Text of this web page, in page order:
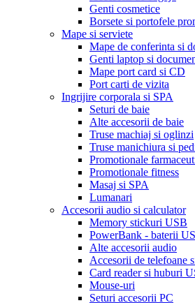
Genti cosmetice
Borsete si portofele
Mape si serviete
Mape de conferinta si
Genti laptop si
Mape port card si CD
Port carti de vizita
Ingrijire corporala si SPA
Seturi de baie
Alte accesorii de baie
Truse machiaj si oglinzi
Truse manichiura si
Promotionale
Promotionale fitness
Masaj si SPA
Lumanari
Accesorii audio si calculator
Memory stickuri USB
PowerBank - baterii
Alte accesorii audio
Accesorii de telefoane
Card reader si huburi
Mouse-uri
Seturi accesorii PC